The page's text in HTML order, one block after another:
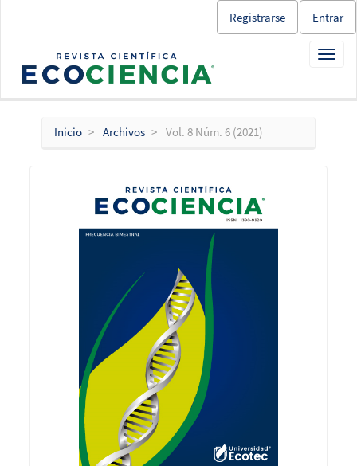
Navegación
principal
Registrarse Entrar
Inicio Archivos Vol. 8 Núm. 6 (2021)